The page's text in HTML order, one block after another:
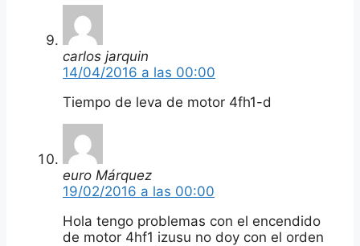
carlos jarquin
14/04/2016 a las 00:00
Tiempo de leva de motor 4fh1-d
euro Márquez
19/02/2016 a las 00:00
Hola tengo problemas con el encendido
de motor 4hf1 izusu no doy con el orden